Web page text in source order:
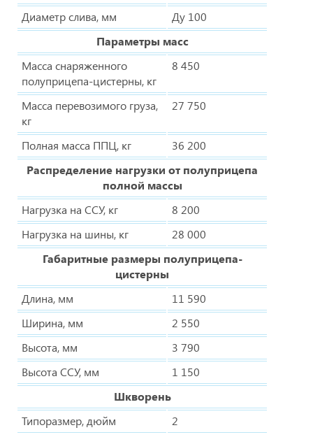
Диаметр слива, мм
Ду 100
Параметры масс
Масса снаряженного
полуприцепа-цистерны, кг
8 450
Масса перевозимого груза,
кг
27 750
Полная масса ППЦ, кг
36 200
Распределение нагрузки от полуприцепа
полной массы
Нагрузка на ССУ, кг
8 200
Нагрузка на шины, кг
28 000
Габаритные размеры полуприцепа-
цистерны
Длина, мм
11 590
Ширина, мм
2 550
Высота, мм
3 790
Высота ССУ, мм
1 150
Шкворень
Типоразмер, дюйм
2